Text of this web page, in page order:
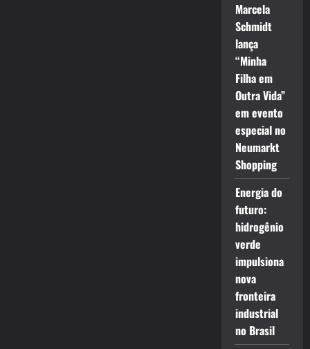
Marcela
Schmidt
lança
“Minha
Filha em
Outra Vida”
em evento
especial no
Neumarkt
Shopping
Energia do
futuro:
hidrogênio
verde
impulsiona
nova
fronteira
industrial
no Brasil